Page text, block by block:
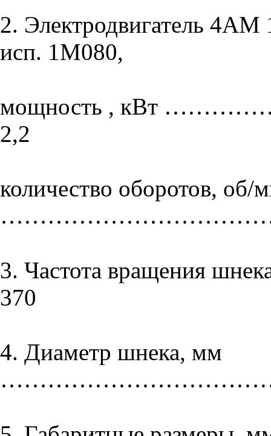
2. Электродвигатель
исп. 1М080,
мощность , кВт
2,2
количество оборотов, об/
3. Частота вращения
370
4. Диаметр шнека, мм